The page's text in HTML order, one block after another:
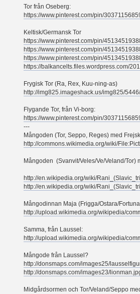
Tor från Oseberg:
https://www.pinterest.com/pin/
Keltisk/Germansk Tor
https://www.pinterest.com/pin/
https://www.pinterest.com/pin/
https://www.pinterest.com/pin/
https://balkancelts.files.wordpress.com/
Frygisk Tor (Ra, Rex, Kuu-ning-as)
http://img825.imageshack.us/img825/
Flygande Tor, från Vi-borg:
https://www.pinterest.com/pin/
---
Mångoden (Tor, Seppo, Reges) med
http://commons.wikimedia.org/wiki/
Mångoden (Svanvit/Veles/Ve/Veland/Tor)
http://en.wikipedia.org/wiki/
http://en.wikipedia.org/wiki/
Mångodinnan Maja (Frigga/Ostara/
http://upload.wikimedia.org/wikipedia/
Samma, från Laussel:
http://upload.wikimedia.org/wikipedia/
Mångode från Laussel?
http://donsmaps.com/images25/
http://donsmaps.com/images23/
Midgårdsormen och Tor/Veland/Seppo